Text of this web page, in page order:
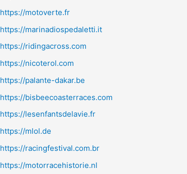
https://motoverte.fr
https://marinadiospedaletti.it
https://ridingacross.com
https://nicoterol.com
https://palante-dakar.be
https://bisbeecoasterraces.com
https://lesenfantsdelavie.fr
https://mlol.de
https://racingfestival.com.br
https://motorracehistorie.nl